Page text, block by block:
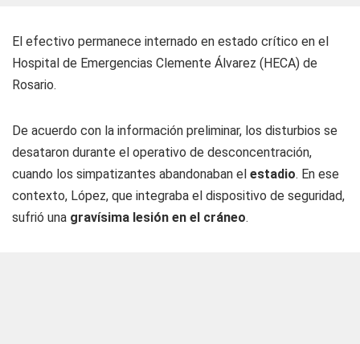
El efectivo permanece internado en estado crítico en el
Hospital de Emergencias Clemente Álvarez (HECA) de
Rosario.
De acuerdo con la información preliminar, los disturbios se
desataron durante el operativo de desconcentración,
cuando los simpatizantes abandonaban el estadio. En ese
contexto, López, que integraba el dispositivo de seguridad,
sufrió una gravísima lesión en el cráneo.